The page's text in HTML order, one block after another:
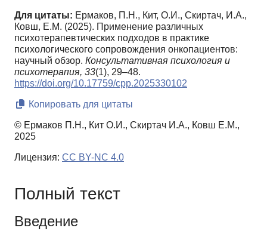
Для цитаты: Ермаков, П.Н., Кит, О.И., Скиртач, И.А.,
Ковш, Е.М. (2025). Применение различных
психотерапевтических подходов в практике
психологического сопровождения онкопациентов:
научный обзор. Консультативная психология и
психотерапия, 33(1), 29–48.
https://doi.org/10.17759/cpp.2025330102
Копировать для цитаты
© Ермаков П.Н., Кит О.И., Скиртач И.А., Ковш Е.М.,
2025
Лицензия: CC BY-NC 4.0
Полный текст
Введение